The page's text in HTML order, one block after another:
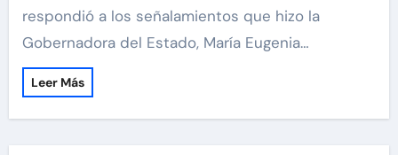
respondió a los señalamientos que hizo la
Gobernadora del Estado, María Eugenia…
Leer Más